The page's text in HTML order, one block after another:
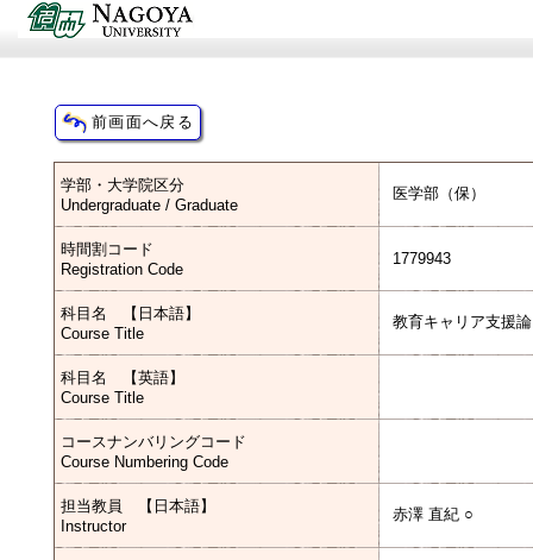
学部・大学院区分
Undergraduate / Graduate
医学部（保）
時間割コード
Registration Code
1779943
科目名 【日本語】
Course Title
教育キャリア支援論
科目名 【英語】
Course Title
コースナンバリングコード
Course Numbering Code
担当教員 【日本語】
Instructor
赤澤 直紀 ○